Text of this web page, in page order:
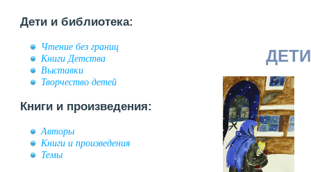
Дети и библиотека:
Чтение без границ
Книги Детства
Выставки
Творчество детей
Книги и произведения:
Авторы
Книги и произведения
Темы